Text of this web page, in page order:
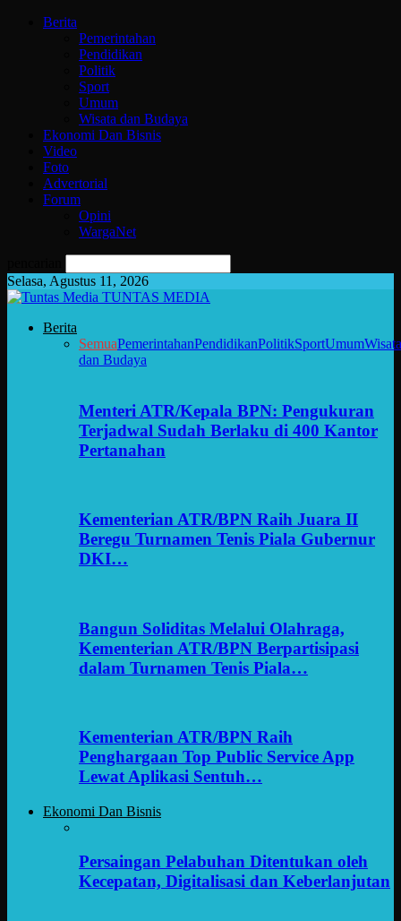
Berita
Pemerintahan
Pendidikan
Politik
Sport
Umum
Wisata dan Budaya
Ekonomi Dan Bisnis
Video
Foto
Advertorial
Forum
Opini
WargaNet
Selasa, Agustus 11, 2026
TUNTAS MEDIA
Berita
SemuaPemerintahanPendidikanPolitikSportUmumWisata
dan Budaya
Menteri ATR/Kepala BPN: Pengukuran
Terjadwal Sudah Berlaku di 400 Kantor
Pertanahan
Kementerian ATR/BPN Raih Juara II
Beregu Turnamen Tenis Piala Gubernur
DKI…
Bangun Soliditas Melalui Olahraga,
Kementerian ATR/BPN Berpartisipasi
dalam Turnamen Tenis Piala…
Kementerian ATR/BPN Raih
Penghargaan Top Public Service App
Lewat Aplikasi Sentuh…
Ekonomi Dan Bisnis
Persaingan Pelabuhan Ditentukan oleh
Kecepatan, Digitalisasi dan Keberlanjutan